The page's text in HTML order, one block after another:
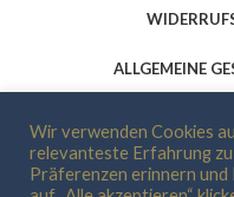
ALLGEMEINE
Wir verwenden Cookies
relevanteste Erfahrung zu
Präferenzen erinnern und